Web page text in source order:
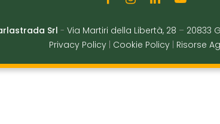
Srl - Via Martiri della Libertà, 28 – 20833
Privacy Policy
Cookie Policy Risorse